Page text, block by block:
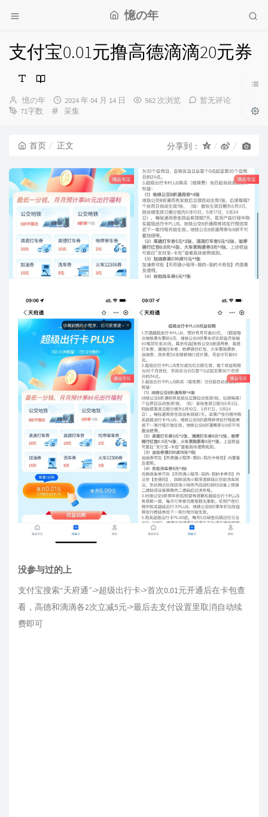
憶の年
支付宝0.01元撸高德滴滴20元券
博
主：
憶の年
发
布
2024 年 04 月 14 日 562 次浏览
暂无评论
71字数
分
采集
首页 正文 分享到：
没参与过的上
支付宝搜索“天府通”->超级出行卡->首次0.01元开通后在卡包查
看，高德和滴滴各2次立减5元->最后去支付设置里取消自动续
费即可